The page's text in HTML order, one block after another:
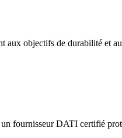
aux objectifs de durabilité et
fournisseur DATI certifié